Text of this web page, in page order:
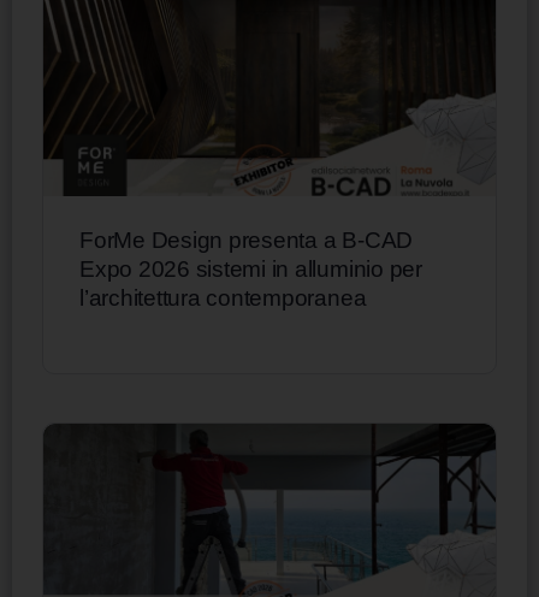
ForMe Design presenta a B-CAD
Expo 2026 sistemi in alluminio per
l’architettura contemporanea